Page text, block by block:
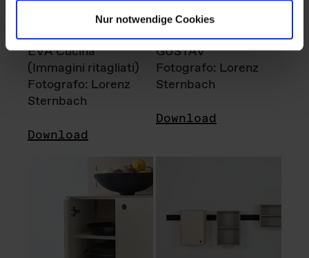
Nur notwendige Cookies
EVA Cucina
(Immagini ritagliati)
Fotografo: Lorenz
Sternbach
Download
GUSTAV
Fotografo: Lorenz
Sternbach
Download